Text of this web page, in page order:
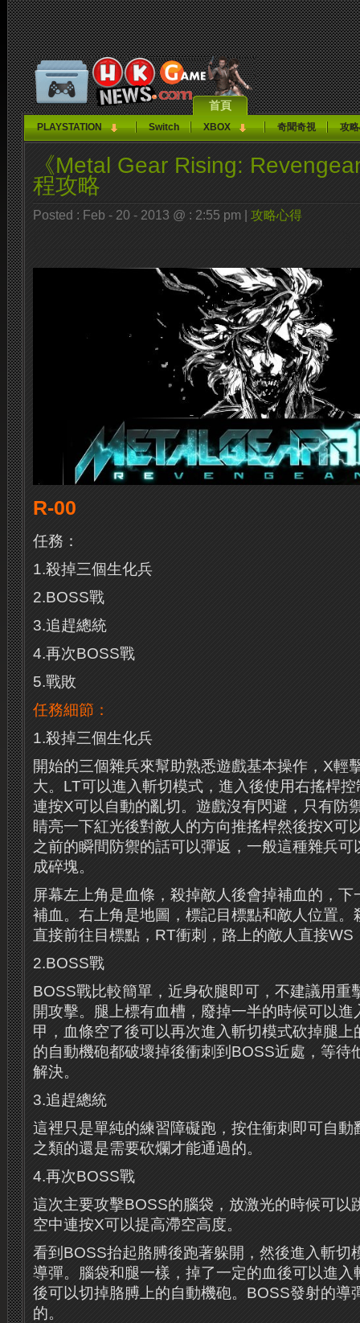
首頁
PLAYSTATION Switch XBOX 奇聞奇視 攻
《Metal Gear Rising:
程攻略
Posted : Feb - 20 - 2013 @ : 2:55 pm | 攻略心得
R-00
任務：
1.殺掉三個生化兵
2.BOSS戰
3.追趕總統
4.再次BOSS戰
5.戰敗
任務細節：
1.殺掉三個生化兵
開始的三個雜兵來幫助熟悉遊戲基本操作，X輕
大。LT可以進入斬切模式，進入後使用右搖桿
連按X可以自動的亂切。遊戲沒有閃避，只有防
睛亮一下紅光後對敵人的方向推搖桿然後按X可
之前的瞬間防禦的話可以彈返，一般這種雜兵
成碎塊。
屏幕左上角是血條，殺掉敵人後會掉補血的，
補血。右上角是地圖，標記目標點和敵人位置。
直接前往目標點，RT衝刺，路上的敵人直接WS
2.BOSS戰
BOSS戰比較簡單，近身砍腿即可，不建議用重
開攻擊。腿上標有血槽，廢掉一半的時候可以
甲，血條空了後可以再次進入斬切模式砍掉腿
的自動機砲都破壞掉後衝刺到BOSS近處，等待
解決。
3.追趕總統
這裡只是單純的練習障礙跑，按住衝刺即可自動
之類的還是需要砍爛才能通過的。
4.再次BOSS戰
這次主要攻擊BOSS的腦袋，放激光的時候可以
空中連按X可以提高滯空高度。
看到BOSS抬起胳膊後跑著躲開，然後進入斬切
導彈。腦袋和腿一樣，掉了一定的血後可以進入
後可以切掉胳膊上的自動機砲。BOSS發射的導
的。